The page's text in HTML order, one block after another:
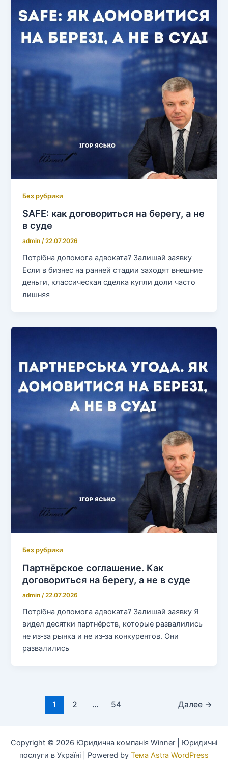
Без рубрики
SAFE: как договориться на берегу, а не
в суде
admin/22.07.2026
Потрібна допомога адвоката? Залишай заявку
Если в бизнес на ранней стадии заходят внешние
деньги, классическая сделка купли доли часто
лишняя
Без рубрики
Партнёрское соглашение. Как
договориться на берегу, а не в суде
admin /22.07.2026
Потрібна допомога адвоката? Залишай заявку Я
видел десятки партнёрств, которые развалились
не из‑за рынка и не из‑за конкурентов. Они
развалились
1 2 … 54 Далее →
Copyright © 2026 Юридична компанія Winner | Юридичні
послуги в Україні | Powered by Тема Astra WordPress